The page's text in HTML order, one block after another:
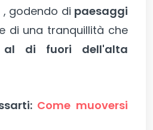
, godendo di paesaggi
e di una tranquillità che
di fuori dell'alta
Come muoversi